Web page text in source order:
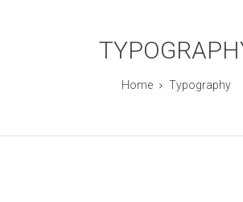
Home Typography